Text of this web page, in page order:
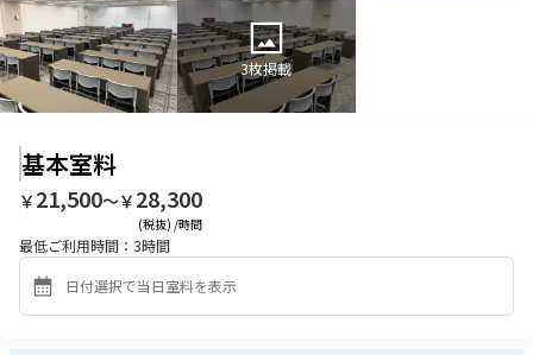
3枚掲載
基本室料
￥ 21,500〜￥ 28,300
(税抜) /時間
最低ご利用時間： 3時間